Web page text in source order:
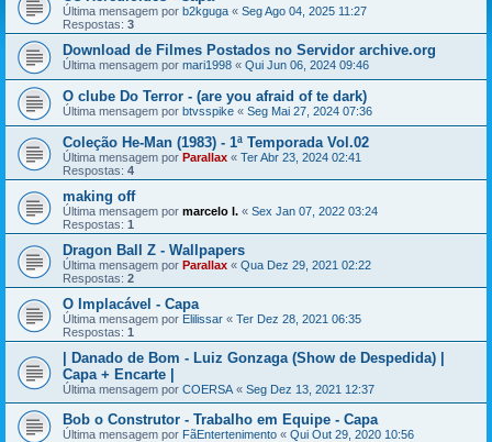
Última mensagem por b2kguga « Seg Ago 04, 2025 11:27
Respostas: 3
Download de Filmes Postados no Servidor archive.org
Última mensagem por mari1998 « Qui Jun 06, 2024 09:46
O clube Do Terror - (are you afraid of te dark)
Última mensagem por btvsspike « Seg Mai 27, 2024 07:36
Coleção He-Man (1983) - 1ª Temporada Vol.02
Última mensagem por Parallax « Ter Abr 23, 2024 02:41
Respostas: 4
making off
Última mensagem por marcelo l. « Sex Jan 07, 2022 03:24
Respostas: 1
Dragon Ball Z - Wallpapers
Última mensagem por Parallax « Qua Dez 29, 2021 02:22
Respostas: 2
O Implacável - Capa
Última mensagem por Elilissar « Ter Dez 28, 2021 06:35
Respostas: 1
| Danado de Bom - Luiz Gonzaga (Show de Despedida) |
Capa + Encarte |
Última mensagem por COERSA « Seg Dez 13, 2021 12:37
Bob o Construtor - Trabalho em Equipe - Capa
Última mensagem por FãEntertenimento « Qui Out 29, 2020 10:56